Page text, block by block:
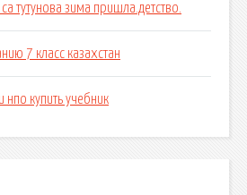
тутунова зима пришла.детство.
7 класс казахстан
нпо купить учебник